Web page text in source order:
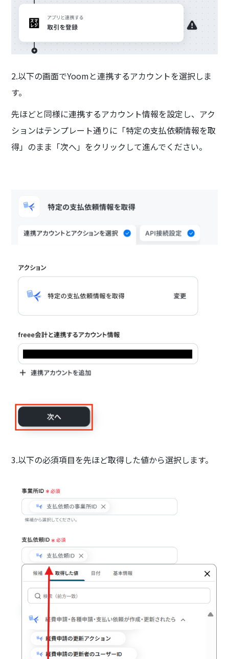
2.以下の画面でYoomと連携するアカウントを選択しま
す。
先ほどと同様に連携するアカウント情報を設定し、アク
ションはテンプレート通りに「特定の支払依頼情報を取
得」のまま「次へ」をクリックして進んでください。
3.以下の必須項目を先ほど取得した値から選択します。